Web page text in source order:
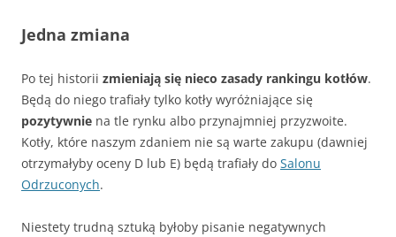
Jedna zmiana
Po tej historii zmieniają się nieco zasady rankingu kotłów.
Będą do niego trafiały tylko kotły wyróżniające się
pozytywnie na tle rynku albo przynajmniej przyzwoite.
Kotły, które naszym zdaniem nie są warte zakupu (dawniej
otrzymałyby oceny D lub E) będą trafiały do Salonu
Odrzuconych.
Niestety trudną sztuką byłoby pisanie negatywnych